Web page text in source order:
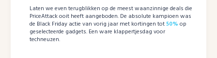
Laten we even terugblikken op de meest waanzinnige deals die
PriceAttack ooit heeft aangeboden. De absolute kampioen was
de Black Friday actie van vorig jaar met kortingen tot50% op
geselecteerde gadgets. Een ware klappertjesdag voor
techneuzen.